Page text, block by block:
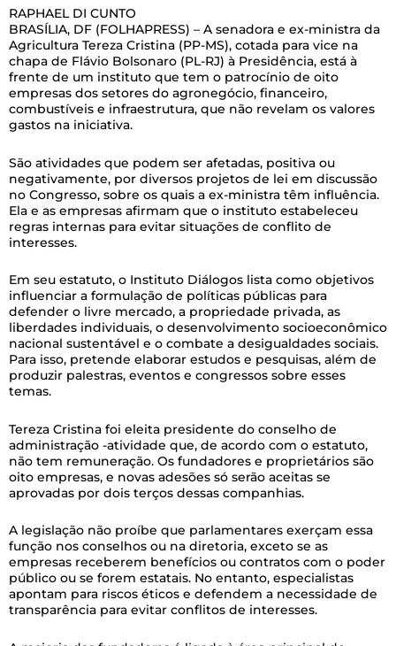
RAPHAEL DI CUNTO
BRASÍLIA, DF (FOLHAPRESS) – A senadora e ex-ministra da
Agricultura Tereza Cristina (PP-MS), cotada para vice na
chapa de Flávio Bolsonaro (PL-RJ) à Presidência, está à
frente de um instituto que tem o patrocínio de oito
empresas dos setores do agronegócio, financeiro,
combustíveis e infraestrutura, que não revelam os valores
gastos na iniciativa.
São atividades que podem ser afetadas, positiva ou
negativamente, por diversos projetos de lei em discussão
no Congresso, sobre os quais a ex-ministra têm influência.
Ela e as empresas afirmam que o instituto estabeleceu
regras internas para evitar situações de conflito de
interesses.
Em seu estatuto, o Instituto Diálogos lista como objetivos
influenciar a formulação de políticas públicas para
defender o livre mercado, a propriedade privada, as
liberdades individuais, o desenvolvimento socioeconômico
nacional sustentável e o combate a desigualdades sociais.
Para isso, pretende elaborar estudos e pesquisas, além de
produzir palestras, eventos e congressos sobre esses
temas.
Tereza Cristina foi eleita presidente do conselho de
administração -atividade que, de acordo com o estatuto,
não tem remuneração. Os fundadores e proprietários são
oito empresas, e novas adesões só serão aceitas se
aprovadas por dois terços dessas companhias.
A legislação não proíbe que parlamentares exerçam essa
função nos conselhos ou na diretoria, exceto se as
empresas receberem benefícios ou contratos com o poder
público ou se forem estatais. No entanto, especialistas
apontam para riscos éticos e defendem a necessidade de
transparência para evitar conflitos de interesses.